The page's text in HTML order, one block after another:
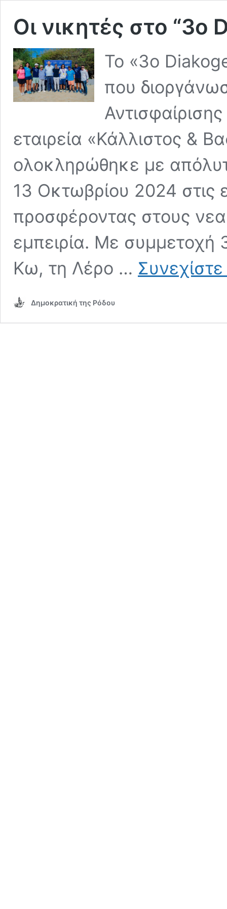
Οι νικητές στο “3ο
Το «3ο
που
εταιρεία «Κάλλιστος &
ολοκληρώθηκε με
13 Οκτωβρίου 2024 στις
προσφέροντας στους
εμπειρία. Με συμμετοχή
Κω, τη Λέρο …
Δημοκρατική της Ρόδου